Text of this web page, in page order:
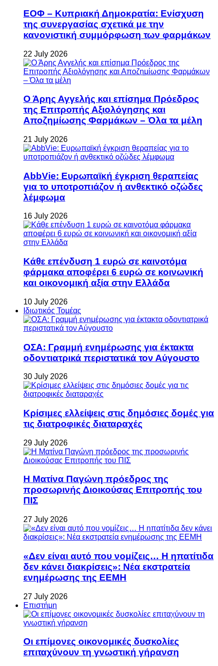
ΕΟΦ – Κυπριακή Δημοκρατία: Ενίσχυση
της συνεργασίας σχετικά με την
κανονιστική συμμόρφωση των φαρμάκων
22 July 2026
Ο Άρης Αγγελής και επίσημα Πρόεδρος
της Επιτροπής Αξιολόγησης και
Αποζημίωσης Φαρμάκων – Όλα τα μέλη
21 July 2026
AbbVie: Ευρωπαϊκή έγκριση θεραπείας
για το υποτροπιάζον ή ανθεκτικό οζώδες
λέμφωμα
16 July 2026
Κάθε επένδυση 1 ευρώ σε καινοτόμα
φάρμακα αποφέρει 6 ευρώ σε κοινωνική
και οικονομική αξία στην Ελλάδα
10 July 2026
Ιδιωτικός Τομέας
ΟΣΑ: Γραμμή ενημέρωσης για έκτακτα
οδοντιατρικά περιστατικά τον Αύγουστο
30 July 2026
Κρίσιμες ελλείψεις στις δημόσιες δομές για
τις διατροφικές διαταραχές
29 July 2026
Η Ματίνα Παγώνη πρόεδρος της
προσωρινής Διοικούσας Επιτροπής του
ΠΙΣ
27 July 2026
«Δεν είναι αυτό που νομίζεις… Η ηπατίτιδα
δεν κάνει διακρίσεις»: Νέα εκστρατεία
ενημέρωσης της ΕΕΜΗ
27 July 2026
Επιστήμη
Οι επίμονες οικονομικές δυσκολίες
επιταχύνουν τη γνωστική γήρανση